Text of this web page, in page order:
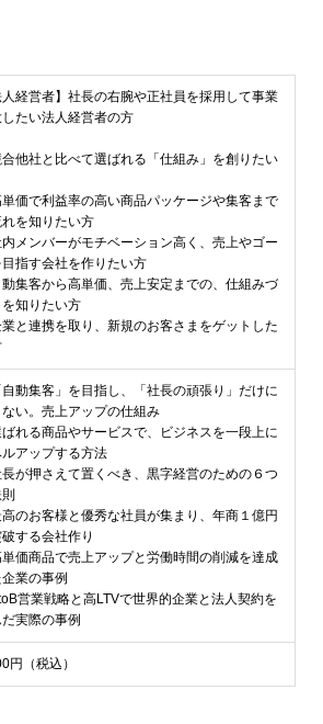
人経営者】社長の右腕や正社員を採用して事業
たい法人経営者の方
合他社と比べて選ばれる「仕組み」を創りたい
単価で利益率の高い商品パッケージや集客まで
を知りたい方
内メンバーがモチベーション高く、売上やゴー
目指す会社を作りたい方
動集客から高単価、売上安定までの、仕組みづ
を知りたい方
業と連携を取り、新規のお客さまをゲットした
自動集客」を目指し、「社長の頑張り」だけに
い。売上アップの仕組み
ばれる商品やサービスで、ビジネスを一段上に
ルアップする方法
長が押さえて置くべき、黒字経営のための６つ
高のお客様と優秀な社員が集まり、年商１億円
する会社作り
単価商品で売上アップと労働時間の削減を達成
企業の事例
営業戦略と高LTVで世界的企業と法人契約を
実際の事例
円（税込）